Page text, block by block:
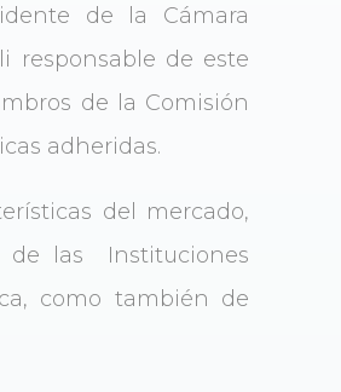
de la Cámara
responsable de este
de la Comisión
adheridas.
del mercado,
de las Instituciones
como también de